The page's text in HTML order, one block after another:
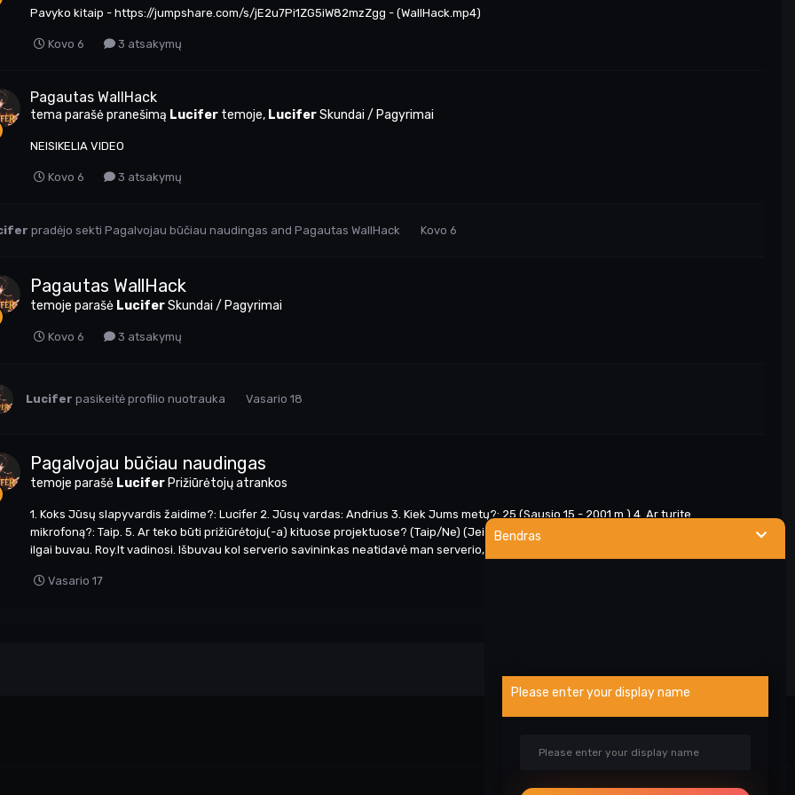
Pavyko kitaip - https://jumpshare.com/s/jE2u7Pi1ZG5iW82mzZgg - (WallHack.mp4)
Kovo 6 3 atsakymų
Pagautas WallHack
tema parašė pranešimą Lucifer temoje, LuciferSkundai / Pagyrimai
NEISIKELIA VIDEO
Kovo 6 3 atsakymų
pradėjo sekti Pagalvojau būčiau naudingas and Pagautas WallHack Kovo 6
Pagautas WallHack
temoje parašė LuciferSkundai / Pagyrimai
Kovo 6 3 atsakymų
Lucifer pasikeitė profilio nuotrauka Vasario 18
Pagalvojau būčiau naudingas
temoje parašė Lucifer Prižiūrėtojų atrankos
1. Koks Jūsų slapyvardis žaidime?: Lucifer 2. Jūsų vardas: Andrius 3. Kiek Jums metų?: 25 (Sausio 15 - 2001 m.) 4. Ar turite
mikrofoną?: Taip. 5. Ar teko būti prižiūrėtoju(-a) kituose projektuose? (Taip/Ne) (Jeigu teko, aprašykite kaip sekėsi): Taip teko, gana
ilgai buvau. Roy.lt vadinosi. Išbuvau kol serverio savininkas neatidavė man serverio, nes jam nusibodo mokėti už host ir neturėjo...
Vasario 17
Bendras
Please enter your display name